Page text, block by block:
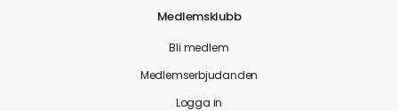
Medlemsklubb
Bli medlem
Medlemserbjudanden
Logga in